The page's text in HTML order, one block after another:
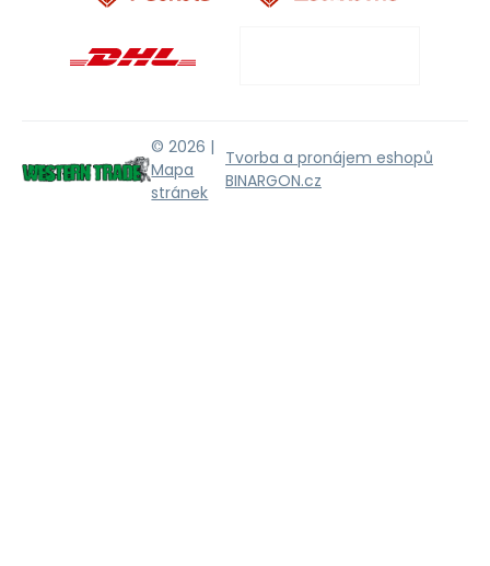
© 2026 |
Mapa
stránek
Tvorba a pronájem eshopů
BINARGON.cz